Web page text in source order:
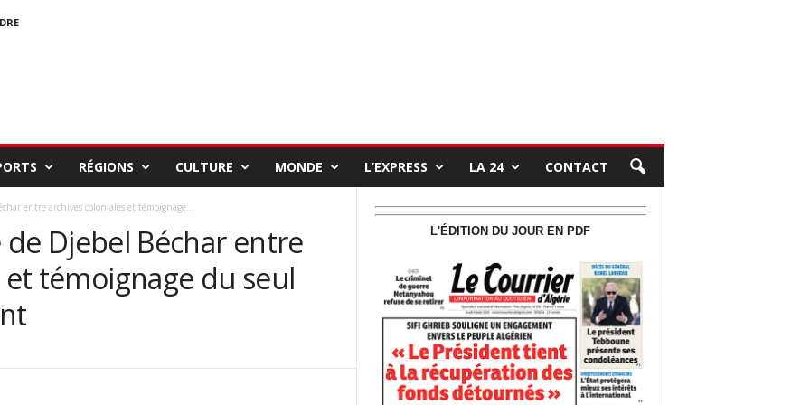
RÉGIONS CULTURE MONDE L’EXPRESS LA 24 CONTACT
entre archives coloniales et témoignage...
Djebel Béchar entre
témoignage du seul
L'ÉDITION DU JOUR EN PDF